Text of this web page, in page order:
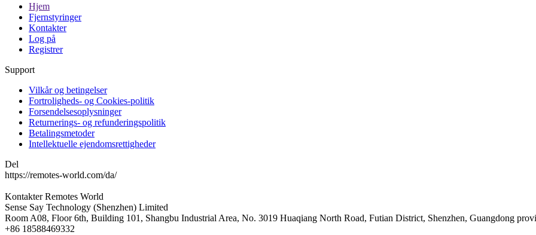
Hjem
Fjernstyringer
Kontakter
Log på
Registrer
Support
Vilkår og betingelser
Fortroligheds- og Cookies-politik
Forsendelsesoplysninger
Returnerings- og refunderingspolitik
Betalingsmetoder
Intellektuelle ejendomsrettigheder
Del
https://remotes-world.com/da/
Kontakter Remotes World
Sense Say Technology (Shenzhen) Limited
Room A08, Floor 6th, Building 101, Shangbu Industrial Area, No. 3019 Huaqiang North Road, Futian District, Shenzhen, Guangdong
+86 18588469332